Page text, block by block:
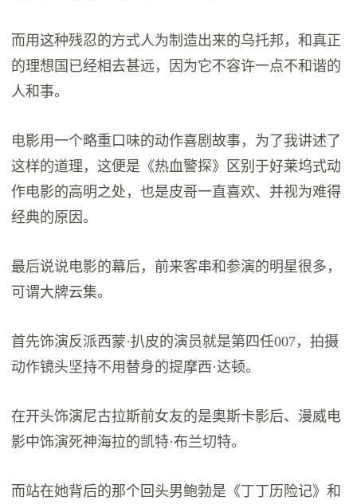
而用这种残忍的方式人为制造出来的乌托邦，和真正
的理想国已经相去甚远，因为它不容许一点不和谐的
人和事。
电影用一个略重口味的动作喜剧故事，为了我讲述了
这样的道理，这便是《热血警探》区别于好莱坞式动
作电影的高明之处，也是皮哥一直喜欢、并视为难得
经典的原因。
最后说说电影的幕后，前来客串和参演的明星很多，
可谓大牌云集。
首先饰演反派西蒙·扒皮的演员就是第四任007，拍摄
动作镜头坚持不用替身的提摩西·达顿。
在开头饰演尼古拉斯前女友的是奥斯卡影后、漫威电
影中饰演死神海拉的凯特·布兰切特。
而站在她背后的那个回头男鲍勃是《丁丁历险记》和